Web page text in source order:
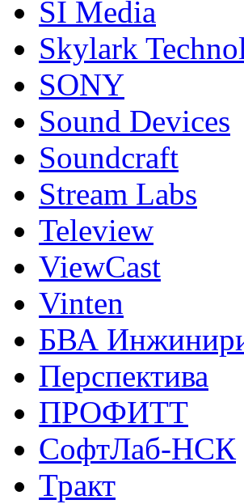
SI Media
Skylark
SONY
Sound Devices
Soundcraft
Stream Labs
Teleview
ViewCast
Vinten
БВА
Перспектива
ПРОФИТТ
СофтЛаб-НСК
Тракт